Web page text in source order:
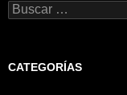
Buscar:
CATEGORÍAS